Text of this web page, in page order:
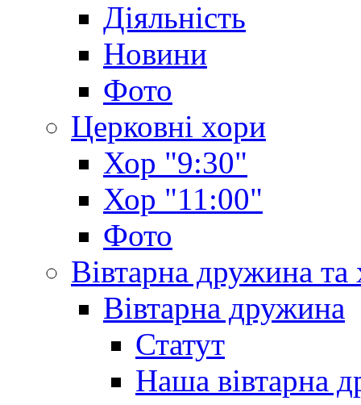
Діяльність
Новини
Фото
Церковні хори
Хор "9:30"
Хор "11:00"
Фото
Вівтарна дружина та
Вівтарна дружина
Статут
Наша вівтарна